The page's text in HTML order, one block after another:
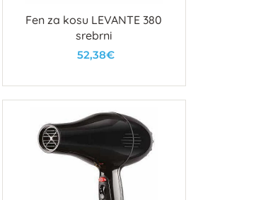
Fen za kosu LEVANTE 380
srebrni
52,38€